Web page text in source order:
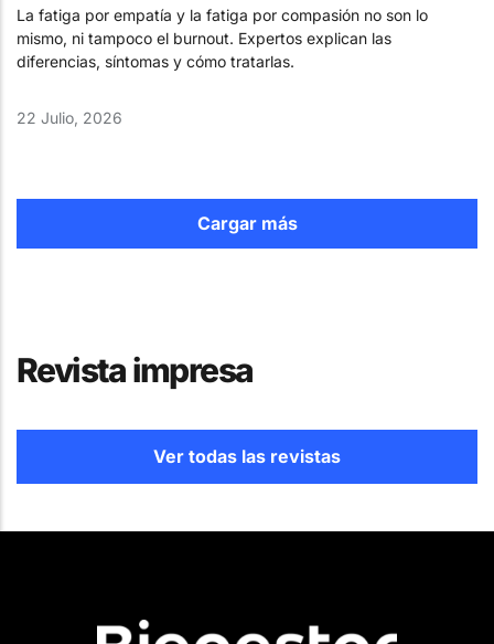
La fatiga por empatía y la fatiga por compasión no son lo
mismo, ni tampoco el burnout. Expertos explican las
diferencias, síntomas y cómo tratarlas.
22 Julio, 2026
Cargar más
Revista impresa
Ver todas las revistas